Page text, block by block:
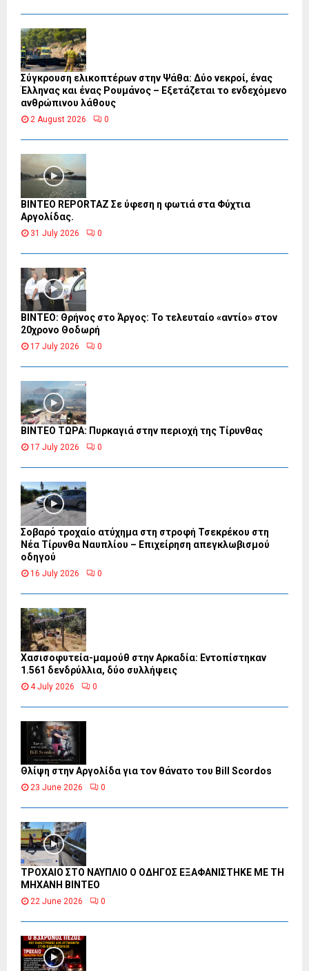
Σύγκρουση ελικοπτέρων στην Ψάθα: Δύο νεκροί, ένας
Έλληνας και ένας Ρουμάνος – Εξετάζεται το ενδεχόμενο
ανθρώπινου λάθους
2 August 2026 0
BINTEO REPORTAZ Σε ύφεση η φωτιά στα Φύχτια
Αργολίδας.
31 July 2026 0
ΒΙΝΤΕΟ: Θρήνος στο Άργος: Το τελευταίο «αντίο» στον
20χρονο Θοδωρή
17 July 2026 0
ΒΙΝΤΕΟ ΤΩΡΑ: Πυρκαγιά στην περιοχή της Τίρυνθας
17 July 2026 0
Σοβαρό τροχαίο ατύχημα στη στροφή Τσεκρέκου στη
Νέα Τίρυνθα Ναυπλίου – Επιχείρηση απεγκλωβισμού
οδηγού
16 July 2026 0
Χασισοφυτεία-μαμούθ στην Αρκαδία: Εντοπίστηκαν
1.561 δενδρύλλια, δύο συλλήψεις
4 July 2026 0
Θλίψη στην Αργολίδα για τον θάνατο του Bill Scordos
23 June 2026 0
ΤΡΟΧΑΙΟ ΣΤΟ ΝΑΥΠΛΙΟ Ο ΟΔΗΓΟΣ ΕΞΑΦΑΝΙΣΤΗΚΕ ΜΕ ΤΗ
ΜΗΧΑΝΗ ΒΙΝΤΕΟ
22 June 2026 0